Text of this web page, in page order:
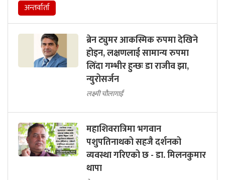
अन्तर्वार्ता
ब्रेन ट्युमर आकस्मिक रुपमा देखिने
होइन, लक्षणलाई सामान्य रुपमा
लिँदा गम्भीर हुन्छः डा राजीव झा,
न्युरोसर्जन
लक्ष्मी चौलागाईं
महाशिवरात्रिमा भगवान
पशुपतिनाथको सहजै दर्शनको
व्यवस्था गरिएको छ - डा. मिलनकुमार
थापा